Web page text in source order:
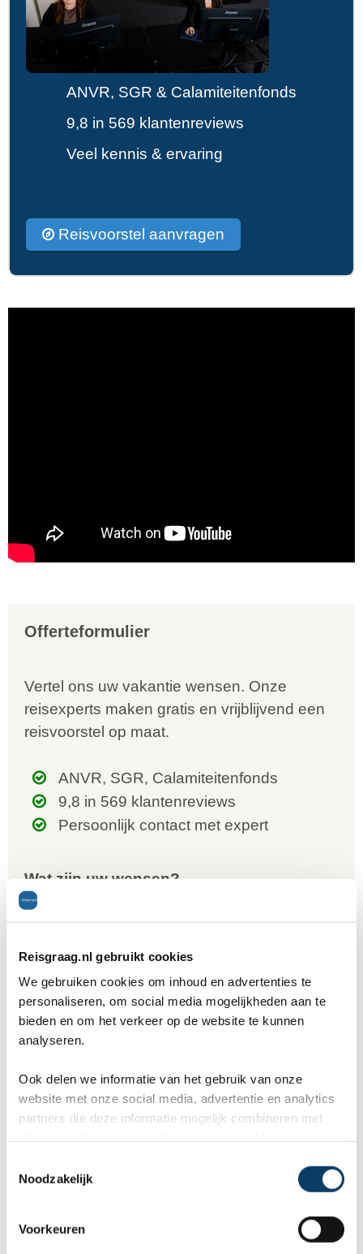
Reisgraag.nl gebruikt cookies
We gebruiken cookies om inhoud en advertenties te
personaliseren, om social media mogelijkheden aan te
bieden en om het verkeer op de website te kunnen
analyseren.
Ook delen we informatie van het gebruik van onze
website met onze social media, advertentie en analytics
partners die deze informatie mogelijk combineren met
Noodzakelijk
Voorkeuren
ANVR, SGR & Calamiteitenfonds
9,8 in 569 klantenreviews
Veel kennis & ervaring
Reisvoorstel aanvragen
Offerteformulier
Vertel ons uw vakantie wensen. Onze
reisexperts maken gratis en vrijblijvend een
reisvoorstel op maat.
ANVR, SGR, Calamiteitenfonds
9,8 in 569 klantenreviews
Persoonlijk contact met expert
Wat zijn uw wensen?
Uw gegevens
Naam *
E-mailadres *
Telefoon *